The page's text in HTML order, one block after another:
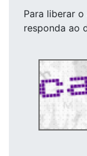
Para liberar o
responda ao